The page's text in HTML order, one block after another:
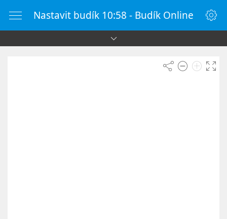
Nastavit budík 10:58 - Budík Online